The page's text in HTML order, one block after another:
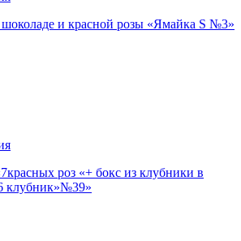
и красной розы «Ямайка S №3»
роз «+ бокс из клубники в
клубник»№39»